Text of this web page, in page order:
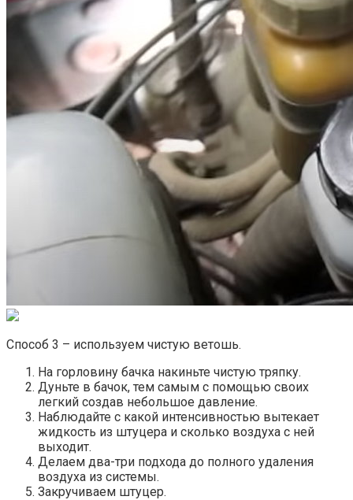
Способ 3 – используем чистую ветошь.
На горловину бачка накиньте чистую тряпку.
Дуньте в бачок, тем самым с помощью своих
легкий создав небольшое давление.
Наблюдайте с какой интенсивностью вытекает
жидкость из штуцера и сколько воздуха с ней
выходит.
Делаем два-три подхода до полного удаления
воздуха из системы.
Закручиваем штуцер.